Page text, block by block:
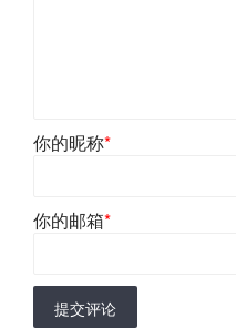
你的昵称*
你的邮箱*
提交评论